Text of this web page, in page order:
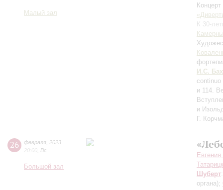
Малый зал
К 30-
И.С. Бах
и 114.
и
Г.
26 февраля 2023
20:00 Вс
Большой зал
Шуберт
органа);